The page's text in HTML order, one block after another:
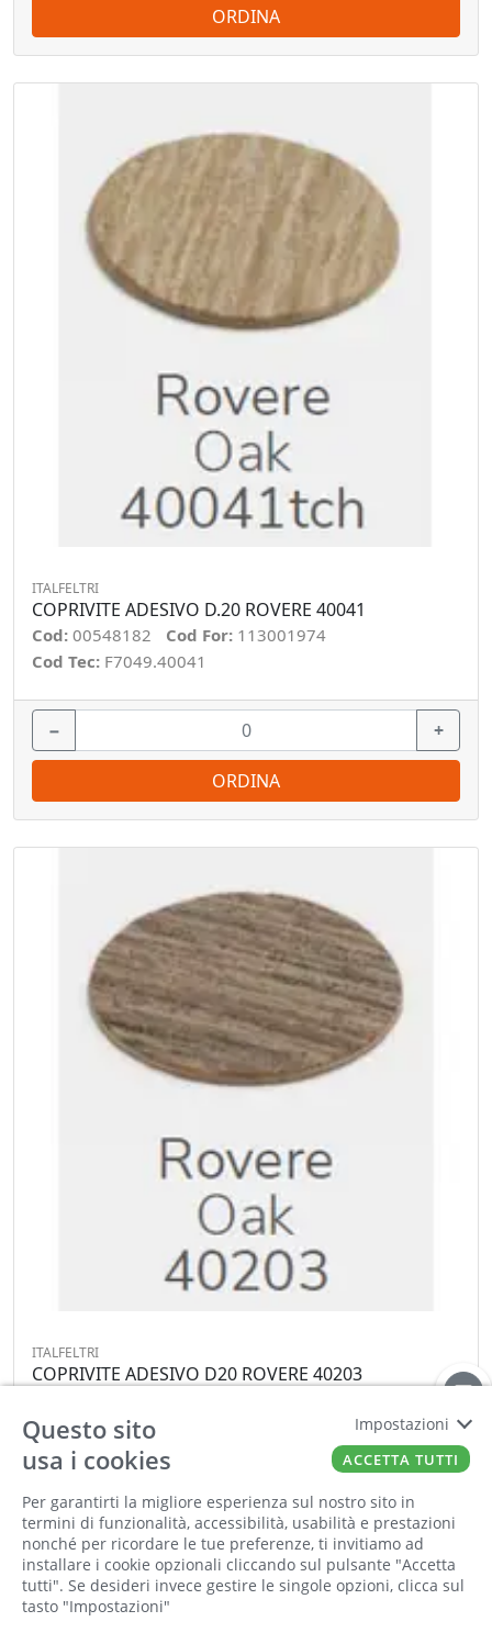
Informiamo la nostra clientela che saremo
chiusi per la pausa estiva dall'8 al 23 agosto
compresi. Tutti gli ordini online ricevuti
durante la chiusura saranno elaborati a partire
dal 24 agosto
ORDINA
ITALFELTRI
COPRIVITE ADESIVO D.20 ROVERE 40041
Cod: 00548182 Cod For: 113001974
Cod Tec: F7049.40041
− +
ORDINA
ITALFELTRI
COPRIVITE ADESIVO D20 ROVERE 40203
Cod Tec:F7049.40203
−
ORDINA
Questo sito
usa i cookies
Per garantirti la migliore esperienza sul nostro sito in
termini di funzionalità, accessibilità, usabilità e prestazioni
nonché per ricordare le tue preferenze, ti invitiamo ad
installare i cookie opzionali cliccando sul pulsante "Accetta
tutti". Se desideri invece gestire le singole opzioni, clicca sul
tasto "Impostazioni"
Impostazioni
ACCETTA TUTTI